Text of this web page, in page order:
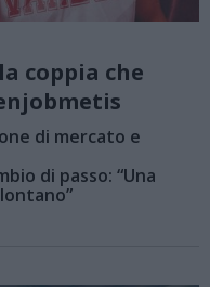
coppia che
di mercato e
di passo: “Una